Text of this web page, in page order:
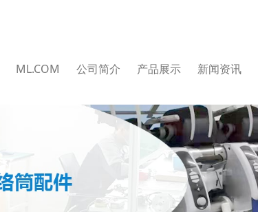
ML.COM 公司简介 产品展示 新闻资讯